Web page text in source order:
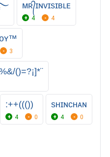
࿐ ᴍʀ᭄ɪɴᴠɪsɪʙʟᴇ
4 4
3
()=?¡]*¨
:++((())
4 0
sʜɪɴᴄʜᴀɴ
4 0